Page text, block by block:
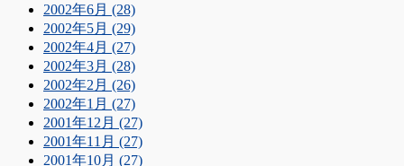
2002年6月 (28)
2002年5月 (29)
2002年4月 (27)
2002年3月 (28)
2002年2月 (26)
2002年1月 (27)
2001年12月 (27)
2001年11月 (27)
2001年10月 (27)